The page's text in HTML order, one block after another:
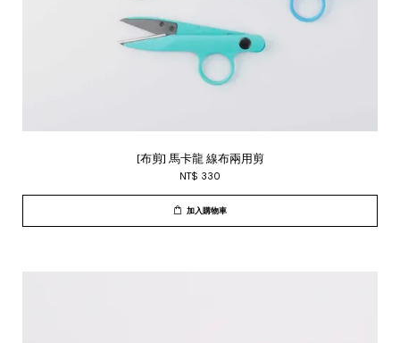
[布剪] 馬卡龍 線布兩用剪
NT$ 330
加入購物車